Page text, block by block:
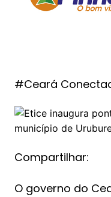
#Ceará
Compartilhar:
O governo do